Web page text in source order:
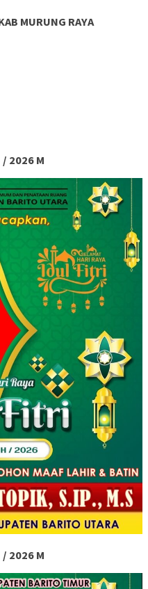
MURUNG RAYA
/ 2026 M
/ 2026 M